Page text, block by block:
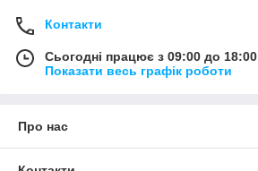
Контакти
Сьогодні працює з 09:00 до 18:00
Показати весь графік роботи
Про нас